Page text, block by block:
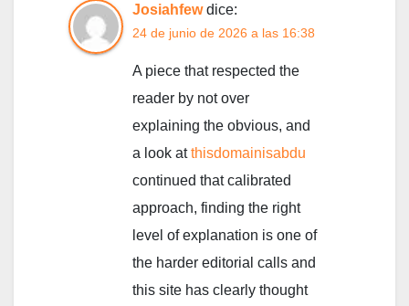
Josiahfew dice:
24 de junio de 2026 a las 16:38
A piece that respected the
reader by not over
explaining the obvious, and
a look atthisdomainisabdu
continued that calibrated
approach, finding the right
level of explanation is one of
the harder editorial calls and
this site has clearly thought